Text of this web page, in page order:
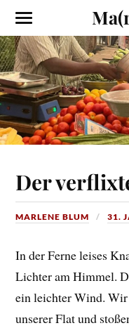
Der
MARLENE BLUM 31.
In der Ferne leises
Lichter am Himmel.
ein leichter Wind.
unserer Flat und